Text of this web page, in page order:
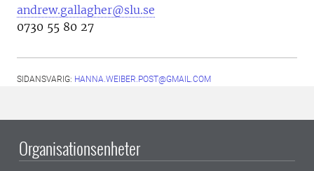
andrew.gallagher@slu.se
0730 55 80 27
SIDANSVARIG: HANNA.WEIBER.POST@GMAIL.COM
Organisationsenheter